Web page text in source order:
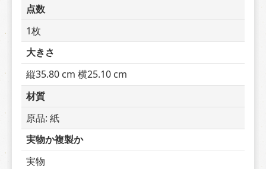
点数
1枚
大きさ
縦35.80 cm 横25.10 cm
材質
原品: 紙
実物か複製か
実物